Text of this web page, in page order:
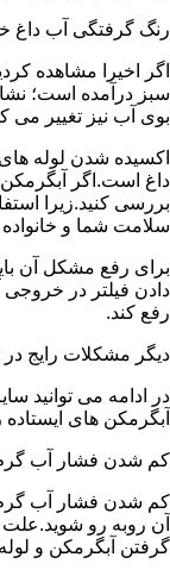
رنگ گرفتگی آب داغ
اگر اخیرا مشاهده
سبز درآمده است؛
بوی آب نیز تغییر می
اکسیده شدن لوله
داغ است.اگر
بررسی کنید.زیرا
سلامت شما و
برای رفع مشکل آن
دادن فیلتر در
رفع کند.
دیگر مشکلات رایج در
در ادامه می توانید
آبگرمکن های
کم شدن فشار آب
کم شدن فشار آب
آن روبه رو
گرفتن آبگرمکن و